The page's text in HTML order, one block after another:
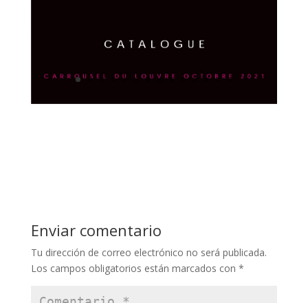
Enviar comentario
Tu dirección de correo electrónico no será publicada.
Los campos obligatorios están marcados con *